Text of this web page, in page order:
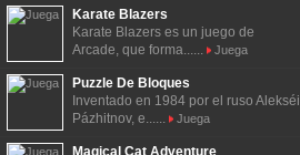
Karate Blazers
Karate Blazers es un juego de
Arcade, que forma......
Juega
Puzzle De Bloques
Inventado en 1984 por el ruso Alekséi
Pázhitnov, e......
Juega
Magical Cat Adventure